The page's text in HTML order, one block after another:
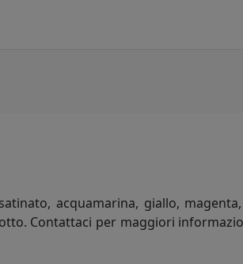
acquamarina, giallo,
Contattaci per maggiori